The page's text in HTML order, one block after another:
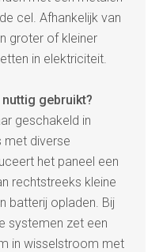
cel. Afhankelijk van
groter of kleiner
in elektriciteit.
gebruikt?
geschakeld in
met diverse
het paneel een
rechtstreeks kleine
batterij opladen. Bij
systemen zet een
in wisselstroom met